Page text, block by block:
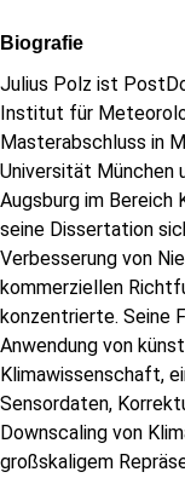
Biografie
Julius Polz ist
Institut für
Masterabschluss in
Universität München
Augsburg im Bereich
seine Dissertation
Verbesserung von
kommerziellen
konzentrierte. Seine
Anwendung von
Klimawissenschaft,
Sensordaten,
Downscaling von
großskaligem